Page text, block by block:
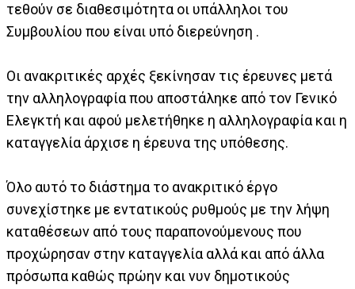
τεθούν σε διαθεσιμότητα οι υπάλληλοι του
Συμβουλίου που είναι υπό διερεύνηση .
Οι ανακριτικές αρχές ξεκίνησαν τις έρευνες μετά
την αλληλογραφία που αποστάληκε από τον Γενικό
Ελεγκτή και αφού μελετήθηκε η αλληλογραφία και η
καταγγελία άρχισε η έρευνα της υπόθεσης.
Όλο αυτό το διάστημα το ανακριτικό έργο
συνεχίστηκε με εντατικούς ρυθμούς με την λήψη
καταθέσεων από τους παραπονούμενους που
προχώρησαν στην καταγγελία αλλά και από άλλα
πρόσωπα καθώς πρώην και νυν δημοτικούς